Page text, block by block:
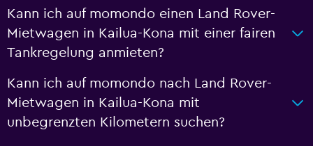
Kann ich auf momondo einen Land Rover-
Mietwagen in Kailua-Kona mit einer fairen
Tankregelung anmieten?
Kann ich auf momondo nach Land Rover-
Mietwagen in Kailua-Kona mit
unbegrenzten Kilometern suchen?